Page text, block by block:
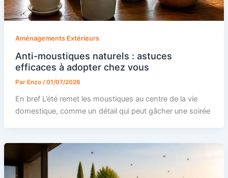
Aménagements Extérieurs
Anti-moustiques naturels : astuces
efficaces à adopter chez vous
Par Enzo /01/07/2026
En bref L’été remet les moustiques au centre de la vie
domestique, comme un détail qui peut gâcher une soirée